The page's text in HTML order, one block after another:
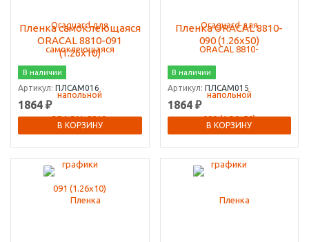
Пленка самоклеющаяся
ORACAL 8810-091
(1.26х10)
В наличии
Артикул: ПЛСАМ016
1864 ₽
В КОРЗИНУ
Пленка ORACAL 8810-
090 (1.26х50)
В наличии
Артикул: ПЛСАМ015
1864 ₽
В КОРЗИНУ